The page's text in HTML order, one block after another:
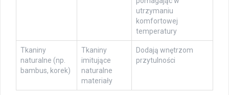
utrzymaniu
komfortowej
temperatury
Tkaniny
naturalne (np.
bambus, korek)
Tkaniny
imitujące
naturalne
materiały
Dodają wnętrzom
przytulności